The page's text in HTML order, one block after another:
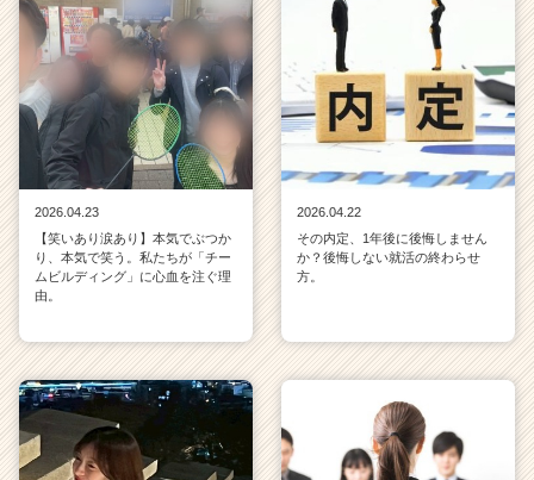
2026.04.23
【笑いあり涙あり】本気でぶつか
り、本気で笑う。私たちが「チー
ムビルディング」に心血を注ぐ理
由。
2026.04.22
その内定、1年後に後悔しません
か？後悔しない就活の終わらせ
方。